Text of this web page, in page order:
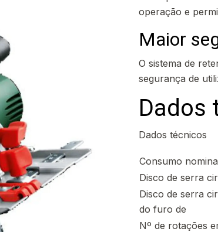
operação e
Maior
O sistema de
segurança de
Dados
Dados técnicos
Consumo
Disco de serra
Disco de serra
do furo de
Nº de rotações